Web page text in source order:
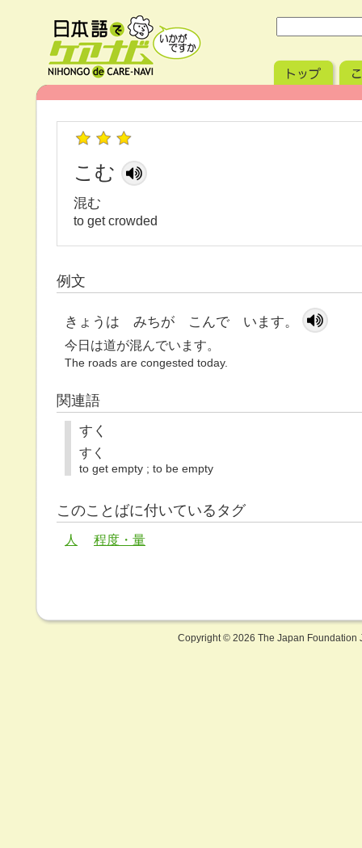
こむ
混む
to get crowded
例文
きょうは みちが こんで います。
今日は道が混んでいます。
The roads are congested today.
関連語
すく
すく
to get empty ; to be empty
このことばに付いているタグ
人 程度・量
Copyright © 2026 The Japan Foundation